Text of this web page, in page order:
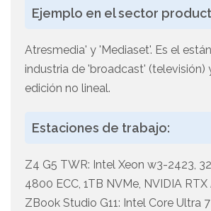
Ejemplo en el sector
Atresmedia' y 'Mediaset'. Es el
industria de 'broadcast' (televisión)
edición no lineal.
Estaciones de trabajo:
Z4 G5 TWR: Intel Xeon w3-2423,
4800 ECC, 1TB NVMe, NVIDIA RTX
ZBook Studio G11: Intel Core Ultra